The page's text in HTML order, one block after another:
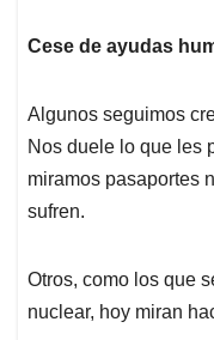
Cese de ayudas
Algunos seguimos
Nos duele lo que les
miramos pasaportes
sufren.
Otros, como los que
nuclear, hoy miran